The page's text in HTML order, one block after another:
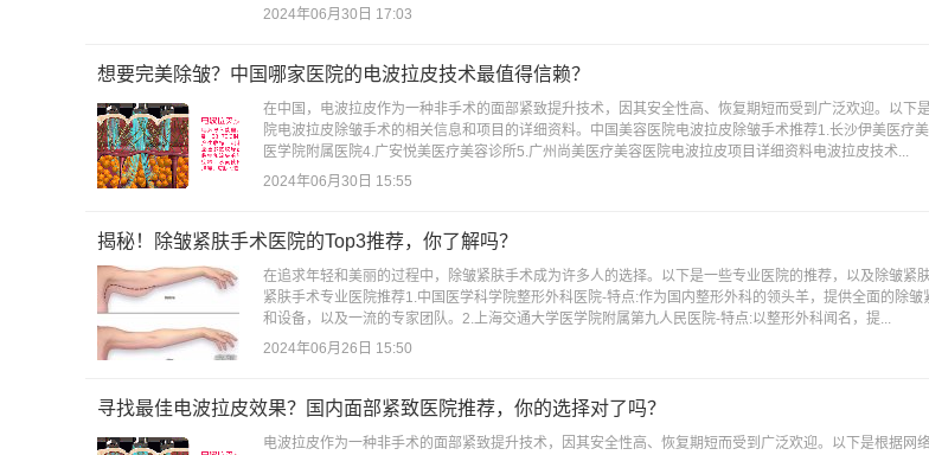
2024年06月30日 17:03
想要完美除皱？中国哪家医院的电波拉皮技术最值得信赖？
在中国，电波拉皮作为一种非手术的面部紧致提升技术，因其安全性高、恢复期短而受到广泛欢迎。以下
院电波拉皮除皱手术的相关信息和项目的详细资料。中国美容医院电波拉皮除皱手术推荐1.长沙伊美医疗
医学院附属医院4.广安悦美医疗美容诊所5.广州尚美医疗美容医院电波拉皮项目详细资料电波拉皮技术...
2024年06月30日 15:55
揭秘！除皱紧肤手术医院的Top3推荐，你了解吗？
在追求年轻和美丽的过程中，除皱紧肤手术成为许多人的选择。以下是一些专业医院的推荐，以及除皱紧
紧肤手术专业医院推荐1.中国医学科学院整形外科医院-特点:作为国内整形外科的领头羊，提供全面的除
和设备，以及一流的专家团队。2.上海交通大学医学院附属第九人民医院-特点:以整形外科闻名，提...
2024年06月26日 15:50
寻找最佳电波拉皮效果？国内面部紧致医院推荐，你的选择对了吗？
电波拉皮作为一种非手术的面部紧致提升技术，因其安全性高、恢复期短而受到广泛欢迎。以下是根据网